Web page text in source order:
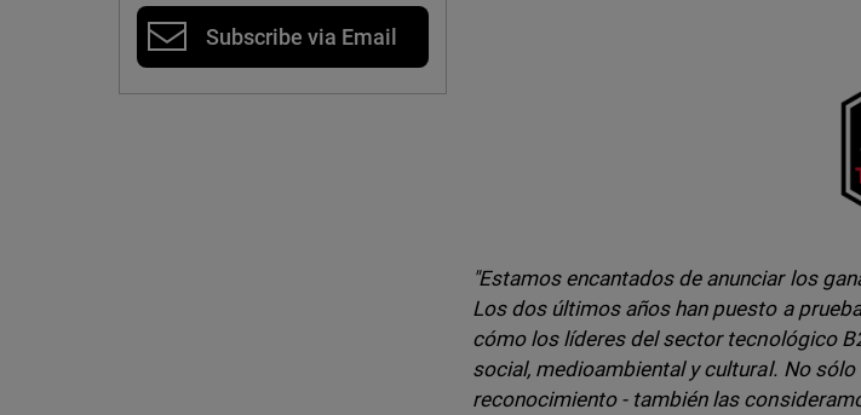
Subscribe via Email
"Estamos encantados de anunciar los
Los dos últimos años han puesto a
cómo los líderes del sector tecnológico
social, medioambiental y cultural. No
reconocimiento - también las